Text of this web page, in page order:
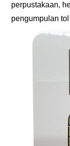
perpustakaan,
pengumpulan